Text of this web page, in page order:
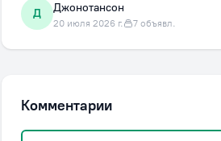
Д Джонотансон
20 июля 2026 г. 7 объявл.
Комментарии